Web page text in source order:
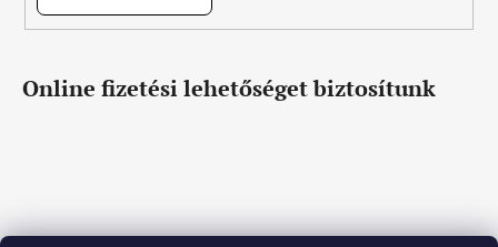
Online fizetési lehetőséget biztosítunk